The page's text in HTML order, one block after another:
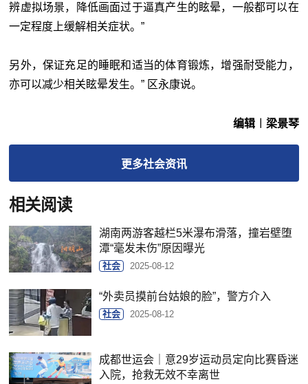
辨虚拟场景，降低画面过于逼真产生的眩晕，一般都可以在
一定程度上缓解相关症状。”
另外，保证充足的睡眠和适当的体育锻炼，增强耐受能力，
亦可以减少相关眩晕发生。” 区永康说。
编辑︱梁景琴
更多社会资讯
相关阅读
湖南两游客越栏5米瀑布滑落，撞岩壁堕
潭“毫发未伤”原因曝光
社会 2025-08-12
“外卖员摸前台姑娘的脸”，警方介入
社会 2025-08-12
成都世运会｜意29岁运动员定向比赛昏迷
入院，抢救无效不幸离世